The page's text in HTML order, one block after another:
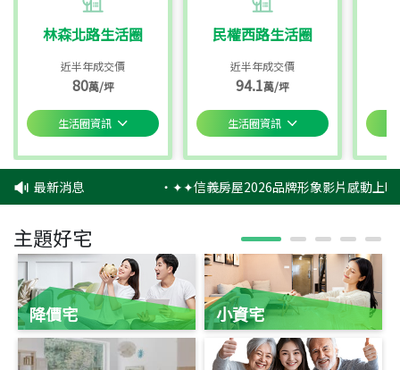
林森北路生活圈
近半年成交價
80萬/坪
生活圈資訊
民權西路生活圈
近半年成交價
94.1萬/坪
生活圈資訊
最新消息 ‧✦✦信義房屋2026品牌形象影片感動上
主題好宅
降價宅 小資宅